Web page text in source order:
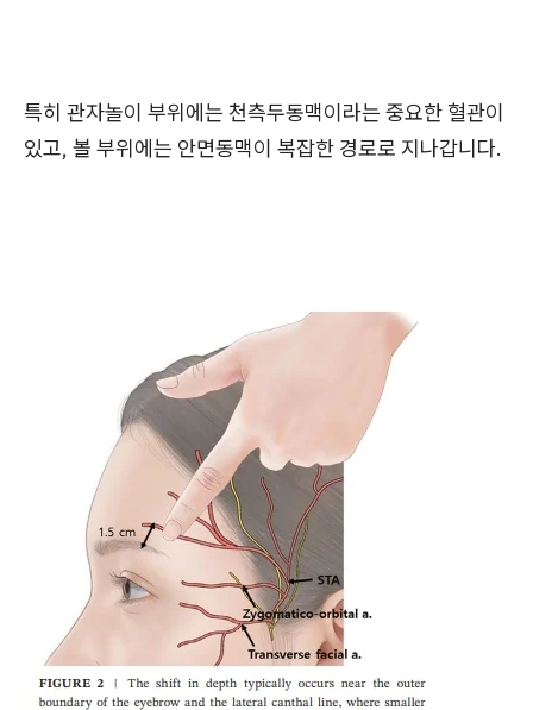
특히 관자놀이 부위에는 천측두동맥이라는 중요한 혈관이
있고, 볼 부위에는 안면동맥이 복잡한 경로로 지나갑니다.